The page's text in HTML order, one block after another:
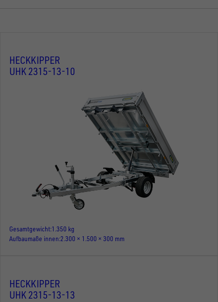
HECKKIPPER
UHK 2315-13-10
Gesamtgewicht 1.350 kg
Aufbaumaße innen 2.300 × 1.500 × 300 mm
HECKKIPPER
UHK 2315-13-13